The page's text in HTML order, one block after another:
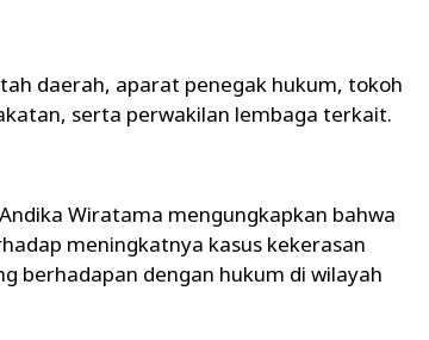
daerah, aparat penegak hukum, tokoh
serta perwakilan lembaga terkait.
Wiratama mengungkapkan bahwa
meningkatnya kasus kekerasan
berhadapan dengan hukum di wilayah